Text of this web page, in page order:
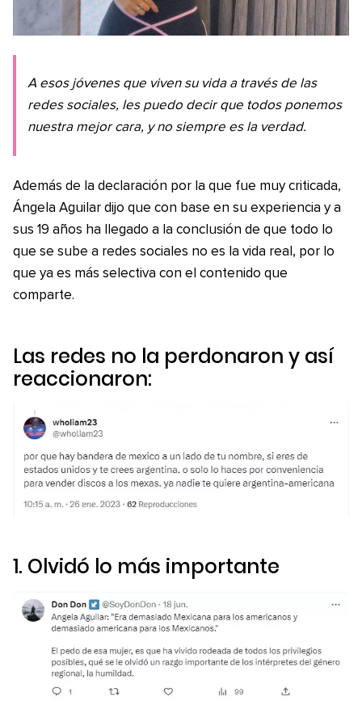
A esos jóvenes que viven su vida a través de las
redes sociales, les puedo decir que todos ponemos
nuestra mejor cara, y no siempre es la verdad.
Además de la declaración por la que fue muy criticada,
Ángela Aguilar dijo que con base en su experiencia y a
sus 19 años ha llegado a la conclusión de que todo lo
que se sube a redes sociales no es la vida real, por lo
que ya es más selectiva con el contenido que
comparte.
Las redes no la perdonaron y así
reaccionaron:
1. Olvidó lo más importante